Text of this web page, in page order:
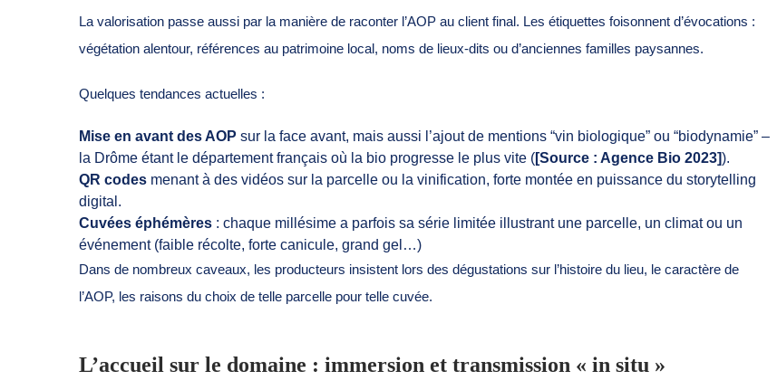
La valorisation passe aussi par la manière de raconter l’AOP au client final. Les étiquettes foisonnent d’évocations :
végétation alentour, références au patrimoine local, noms de lieux-dits ou d’anciennes familles paysannes.
Quelques tendances actuelles :
Mise en avant des AOP sur la face avant, mais aussi l’ajout de mentions “vin biologique” ou “biodynamie” –
la Drôme étant le département français où la bio progresse le plus vite ([Source : Agence Bio 2023]).
QR codes menant à des vidéos sur la parcelle ou la vinification, forte montée en puissance du storytelling
digital.
Cuvées éphémères : chaque millésime a parfois sa série limitée illustrant une parcelle, un climat ou un
événement (faible récolte, forte canicule, grand gel…)
Dans de nombreux caveaux, les producteurs insistent lors des dégustations sur l’histoire du lieu, le caractère de
l’AOP, les raisons du choix de telle parcelle pour telle cuvée.
L’accueil sur le domaine : immersion et transmission « in situ »